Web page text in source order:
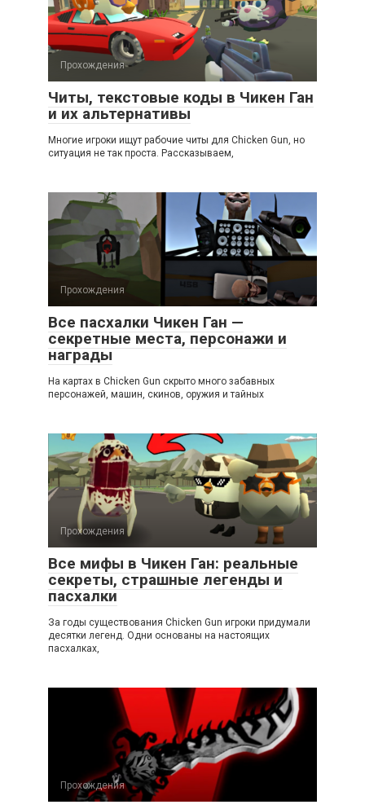
Прохождения
Читы, текстовые коды в Чикен Ган
и их альтернативы
Многие игроки ищут рабочие читы для Chicken Gun, но
ситуация не так проста. Рассказываем,
Прохождения
Все пасхалки Чикен Ган —
секретные места, персонажи и
награды
На картах в Chicken Gun скрыто много забавных
персонажей, машин, скинов, оружия и тайных
Прохождения
Все мифы в Чикен Ган: реальные
секреты, страшные легенды и
пасхалки
За годы существования Chicken Gun игроки придумали
десятки легенд. Одни основаны на настоящих
пасхалках,
Прохождения